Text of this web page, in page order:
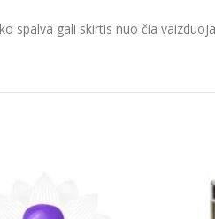
spalva gali skirtis nuo čia